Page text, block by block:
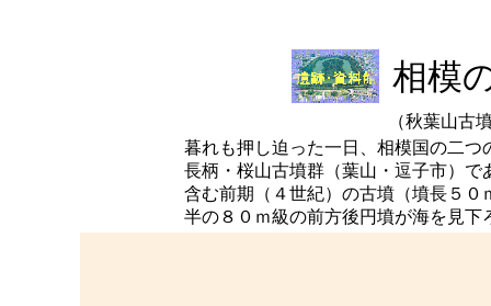
相模
（秋葉山古
暮れも押し迫った一日、相模国の二
長柄・桜山古墳群（葉山・逗子市）
含む前期（４世紀）の古墳（墳長５
半の８０ｍ級の前方後円墳が海を見下